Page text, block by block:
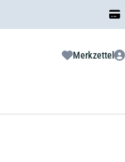
Merkzettel